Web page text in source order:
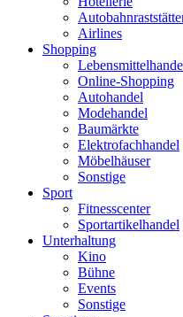
Airlines
Shopping
Online-Shopping
Autohandel
Modehandel
Baumärkte
Elektrofachhandel
Möbelhäuser
Sonstige
Sport
Fitnesscenter
Sportartikelhandel
Unterhaltung
Kino
Bühne
Events
Sonstige